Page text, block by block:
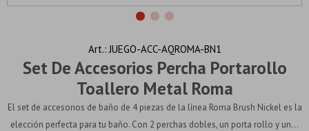
Set De Accesorios Percha Portarollo
Toallero Metal Roma
JUEGO-ACC-AQROMA-BN1
El set de accesorios de baño de 4 piezas de la línea Roma Brush Nickel es la
elección perfecta para tu baño. Con 2 perchas dobles, un porta rollo y un...